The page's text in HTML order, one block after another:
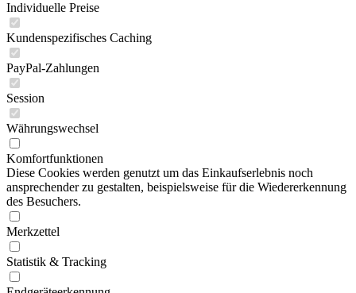
Individuelle Preise
Kundenspezifisches Caching
PayPal-Zahlungen
Session
Währungswechsel
Komfortfunktionen
Diese Cookies werden genutzt um das Einkaufserlebnis noch
ansprechender zu gestalten, beispielsweise für die Wiedererkennung
des Besuchers.
Merkzettel
Statistik & Tracking